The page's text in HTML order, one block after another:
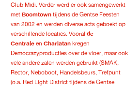
Club Midi. Verder werd er ook samengewerkt
met Boomtown tijdens de Gentse Feesten
van 2002 en werden diverse acts geboekt op
verschillende locaties. Vooralde
Centrale enCharlatan kregen
Democrazyproducties over de vloer, maar ook
vele andere zalen werden gebruikt (SMAK,
Rector, Neboboot, Handelsbeurs, Trefpunt
(o.a. Red Light District tijdens de Gentse